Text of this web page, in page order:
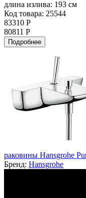
длина излива: 193 см
Код товара: 25544
83310 Р
80811 Р
Подробнее
раковины Hansgrohe
Бренд: Hansgrohe